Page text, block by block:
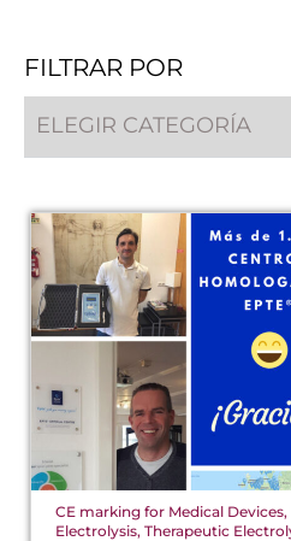
FILTRAR POR
ELEGIR CATEGORÍA
CE marking for Medical Devices,
Electrolysis, Therapeutic